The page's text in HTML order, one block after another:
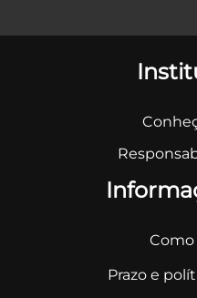
Prazo e